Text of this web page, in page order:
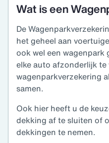
Wat is een
De
het geheel aan
ook wel een wagenpark
elke auto afzonderlijk
wagenparkverzekering
samen.
Ook hier heeft u de
dekking af te sluiten of
dekkingen te nemen.